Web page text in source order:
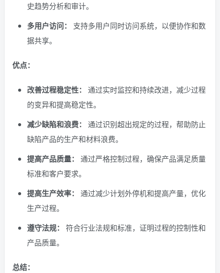
史趋势分析和审计。
多用户访问：
支持多用户同时访问系统，以便协作和数
据共享。
优点：
改善过程稳定性：
通过实时监控和持续改进，减少过程
的变异和提高稳定性。
减少缺陷和浪费：
通过识别超出规定的过程，帮助防止
缺陷产品的生产和材料浪费。
提高产品质量：
通过严格控制过程，确保产品满足质量
标准和客户要求。
提高生产效率：
通过减少计划外停机和提高产量，优化
生产过程。
遵守法规：
符合行业法规和标准，证明过程的控制性和
产品质量。
总结：